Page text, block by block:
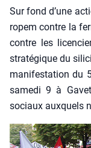
Sur fond d’une
ro­pem contre la
contre les
stra­té­gique du
mani­fes­ta­tion du
same­di 9 à
sociaux aux­quels